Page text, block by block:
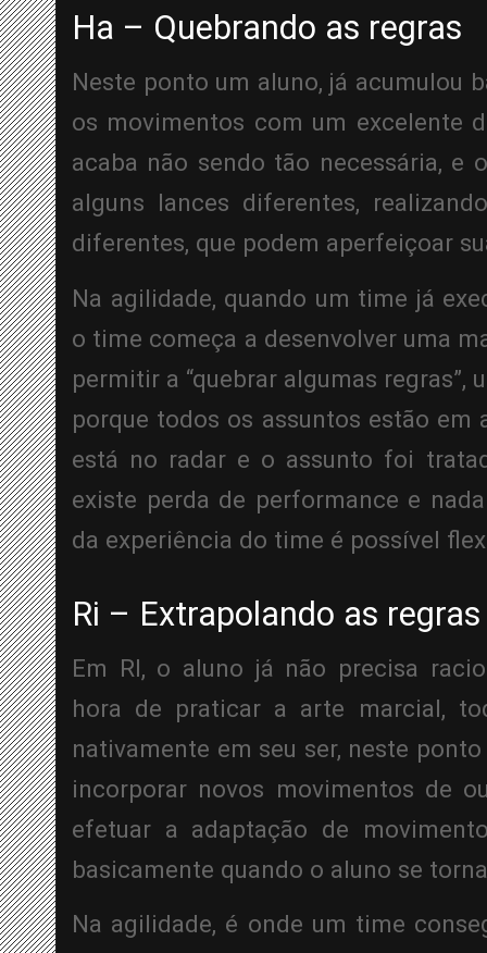
Ha – Quebrando as regras
Neste ponto um aluno, já acumulou
os movimentos com um excelente
acaba não sendo tão necessária, e
alguns lances diferentes,
diferentes, que podem aperfeiçoar
Na agilidade, quando um time já
o time começa a desenvolver uma
permitir a “quebrar algumas regras”,
porque todos os assuntos estão em
está no radar e o assunto foi
existe perda de performance e
da experiência do time é possível
Ri – Extrapolando as
Em RI, o aluno já não precisa
hora de praticar a arte marcial,
nativamente em seu ser, neste
incorporar novos movimentos de
efetuar a adaptação de
basicamente quando o aluno se
Na agilidade, é onde um time